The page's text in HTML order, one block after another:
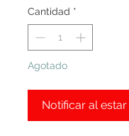
Cantidad *
Agotado
Notificar al